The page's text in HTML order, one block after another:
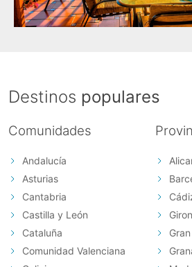
Destinos populares
Comunidades
Andalucía
Asturias
Cantabria
Castilla y León
Cataluña
Comunidad Valenciana